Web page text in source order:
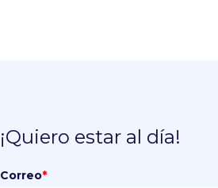
¡Quiero estar al día!
Correo*